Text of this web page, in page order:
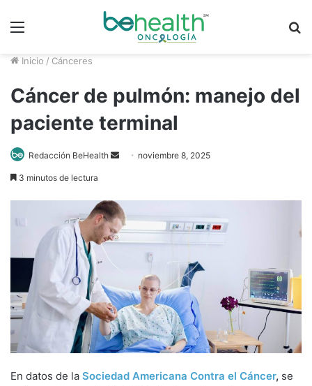
Menú
Inicio / Cánceres
Cáncer de pulmón: manejo del
paciente terminal
Redacción BeHealth
Send noviembre 8, 2025
3 minutos de lectura
En datos de la Sociedad Americana Contra el Cáncer, se